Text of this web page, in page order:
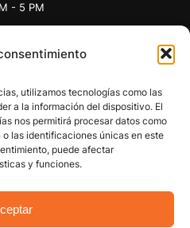
utilizamos tecnologías como las
a la información del dispositivo. El
nos permitirá procesar datos como
las identificaciones únicas en este
puede afectar
y funciones.
- 5 PM
privacidad
y/o reembolsos
y Condiciones